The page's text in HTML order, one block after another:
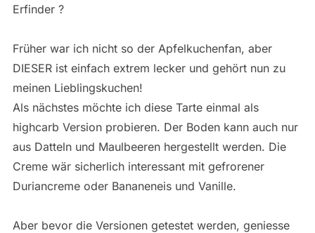
Erfinder ?
Früher war ich nicht so der Apfelkuchenfan, aber
DIESER ist einfach extrem lecker und gehört nun zu
meinen Lieblingskuchen!
Als nächstes möchte ich diese Tarte einmal als
highcarb Version probieren. Der Boden kann auch nur
aus Datteln und Maulbeeren hergestellt werden. Die
Creme wär sicherlich interessant mit gefrorener
Duriancreme oder Bananeneis und Vanille.
Aber bevor die Versionen getestet werden, geniesse